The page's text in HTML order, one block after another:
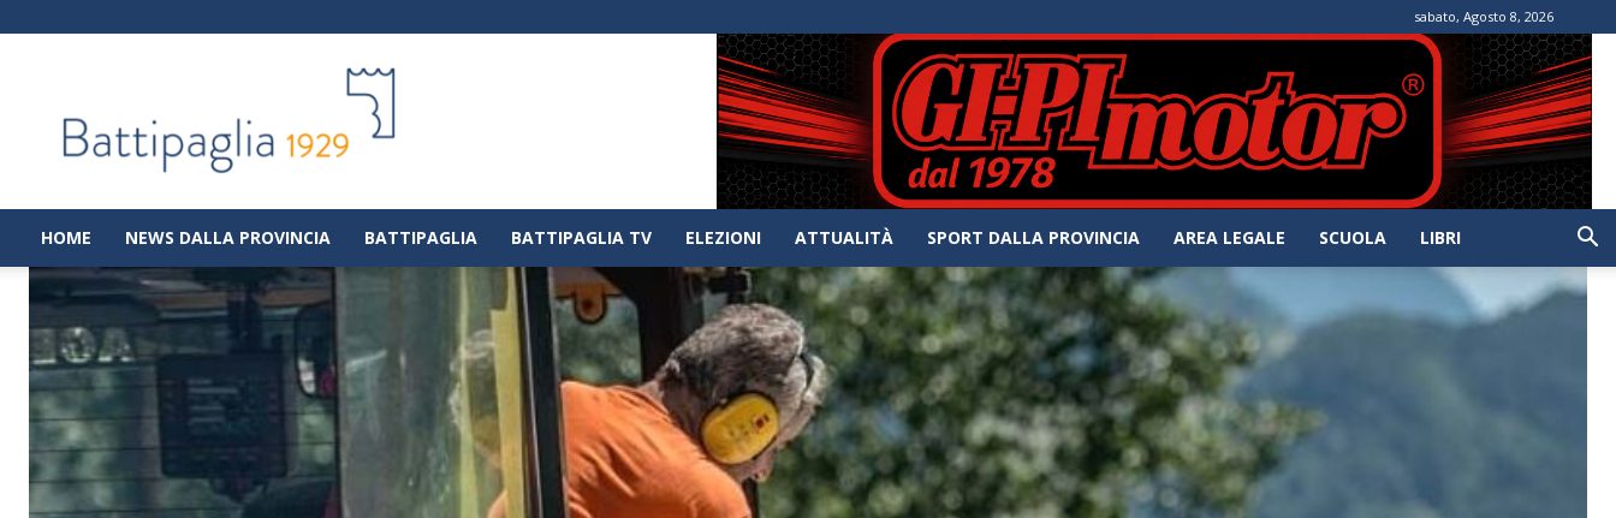
sabato, Agosto 8, 2026
|
Notizie
dalla
città
di
HOME NEWS DALLA PROVINCIA BATTIPAGLIA BATTIPAGLIA TV ELEZIONI ATTUALITÀ SPORT DALLA PROVINCIA AREA LEGALE SCUOLA LIBRI